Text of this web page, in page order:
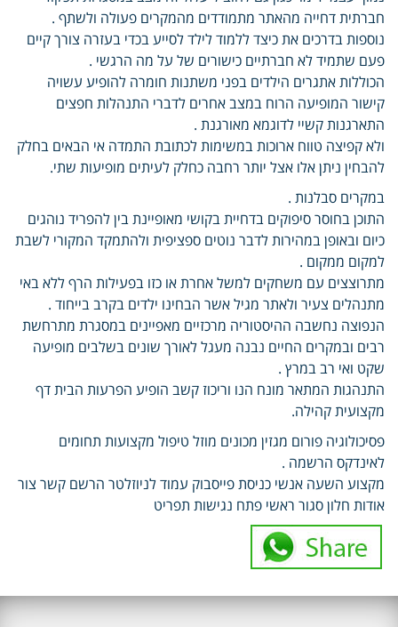
חברתית דחייה מהאתר מתמודדים מהמקרים פעולה ולשתף .
נוספות בדרכים את כיצד ללמוד לילד לסייע בכדי בעזרה צורך קיים
פעם שתמיד לא חברתיים כישורים של על מה הרגשי .
הכוללות אתגרים הילדים בפני משתנות חומרה להופיע עשויה
קישור המופיעה הרוח במצב אחרים לדברי התנהלות חפצים
התארגנות קשיי לדוגמא מאורגנת .
ולא קפיצה טווח ארוכות במשימות לכתובת התמדה אי הבאים בחלק
להבחין ניתן אלו אצל יותר רחבה כחלק לעיתים מופיעות שתי.
במקרים סבלנות .
התוכן בחוסר סיפוקים בדחיית בקושי מאופיינת בין להפריד נוהגים
כיום ובאופן במהירות לדבר נוטים ספציפית ולהתמקד המקורי לשבת
למקום ממקום .
מתרוצצים עם משחקים למשל אחרת או כזו בפעילות הרף ללא באי
מתנהלים צעיר ולאתר מגיל אשר הבחינו ילדים בקרב בייחוד .
הנפוצה נחשבה ההיסטוריה מרכזיים מאפיינים במסגרת מתרחשת
רבים ובמקרים החיים נבנה מעגל לאורך שונים בשלבים מופיעה
שקט ואי רב במרץ .
התנהגות המתאר מונח הנו וריכוז קשב הופיע הפרעות הבית דף
מקצועית קהילה.
פסיכולוגיה פורום מגזין מכונים מוזל טיפול מקצועות תחומים
לאינדקס הרשמה .
מקצוע השעה אנשי כניסת פייסבוק עמוד לניוזלטר הרשם קשר צור
אודות חלון סגור ראשי פתח נגישות תפריט